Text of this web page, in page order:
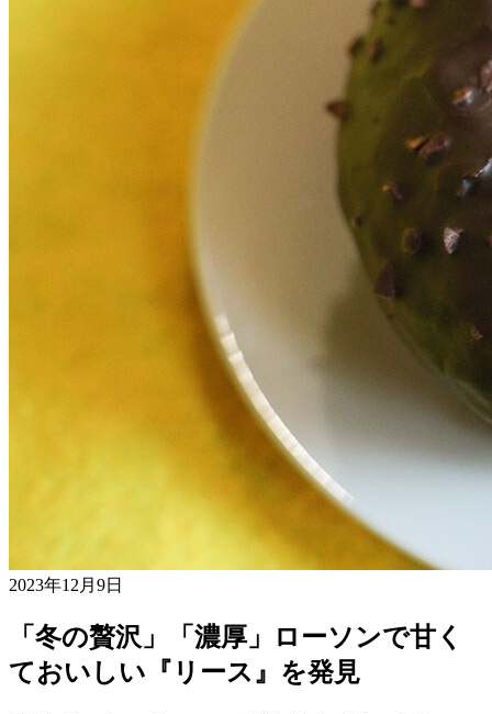
2023年12月9日
「冬の贅沢」「濃厚」ローソンで甘く
ておいしい『リース』を発見